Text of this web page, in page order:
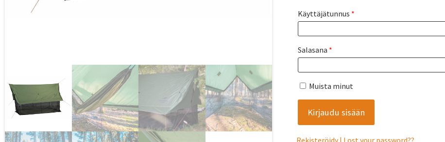
Käyttäjätunnus *
Salasana *
Muista minut
Rekisteröidy Lost your password?